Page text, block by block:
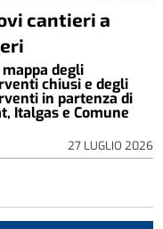
cantieri a
degli
chiusi e degli
in partenza di
Italgas e Comune
27 LUGLIO 2026